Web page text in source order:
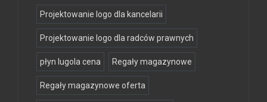
Projektowanie logo dla kancelarii
Projektowanie logo dla radców prawnych
płyn lugola cena Regały magazynowe
Regały magazynowe oferta